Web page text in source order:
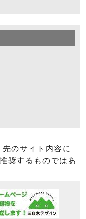
のサイト内容に
奨するものではあ